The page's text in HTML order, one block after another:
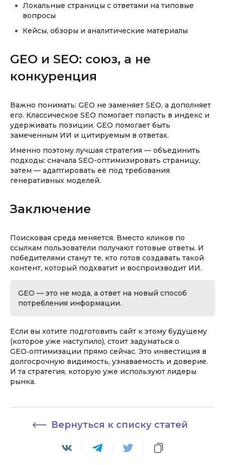
Локальные страницы с ответами на типовые
вопросы
Кейсы, обзоры и аналитические материалы
GEO и SEO: союз, а не
конкуренция
Важно понимать: GEO не заменяет SEO, а дополняет
его. Классическое SEO помогает попасть в индекс и
удерживать позиции. GEO помогает быть
замеченным ИИ и цитируемым в ответах.
Именно поэтому лучшая стратегия — объединить
подходы: сначала SEO-оптимизировать страницу,
затем — адаптировать её под требования
генеративных моделей.
Заключение
Поисковая среда меняется. Вместо кликов по
ссылкам пользователи получают готовые ответы. И
победителями станут те, кто готов создавать такой
контент, который подхватит и воспроизводит ИИ.
GEO — это не мода, а ответ на новый способ
потребления информации.
Если вы хотите подготовить сайт к этому будущему
(которое уже наступило), стоит задуматься о
GEO‑оптимизации прямо сейчас. Это инвестиция в
долгосрочную видимость, узнаваемость и доверие.
И та стратегия, которую уже используют лидеры
рынка.
Вернуться к списку статей